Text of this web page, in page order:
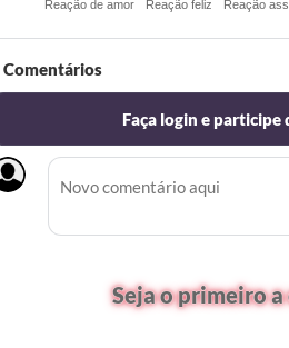
Reação de amor Reação feliz Reação
Comentários
Faça login e participe
Seja o primeiro